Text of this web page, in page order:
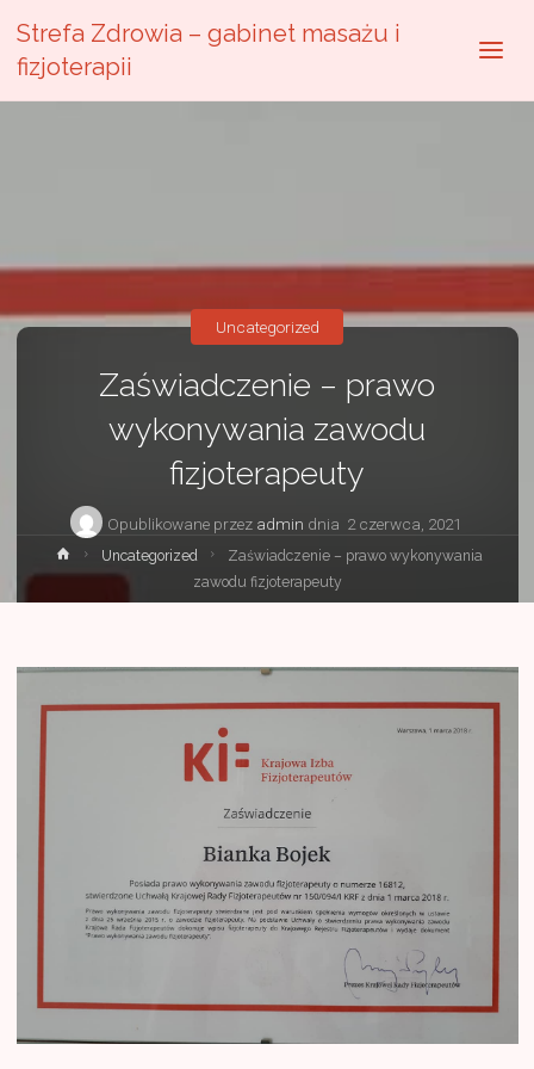
Strefa Zdrowia – gabinet masażu i
fizjoterapii
Zaświadczenie – prawo
wykonywania zawodu
fizjoterapeuty
Opublikowane przez admin dnia 2 czerwca, 2021
Uncategorized
Strona
główna
Uncategorized
Zaświadczenie – prawo wykonywania
zawodu fizjoterapeuty